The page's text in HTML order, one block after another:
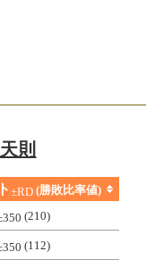
則
±RD (勝敗比率値)
(210)
(112)